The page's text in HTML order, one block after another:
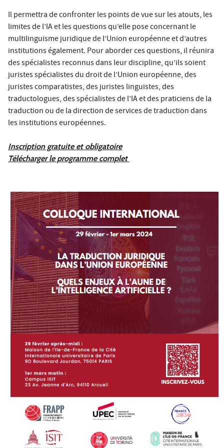
Il permettra de confronter les points de vue sur les atouts, les
limites de l’IA et les questions qu’elle pose concernant le
multilinguisme juridique de l’Union européenne et d’autres
institutions également. Pour aborder ces questions, il réunira
des spécialistes reconnus dans leur discipline, qu’ils soient
juristes spécialistes du droit de l’Union européenne, des
juristes comparatistes, des juristes linguistes, des
traductologues, des spécialistes de l’IA et des praticiens de la
traduction ou de la direction de services de traduction dans
les institutions européennes.
Inscription gratuite et obligatoire
Télécharger le programme complet